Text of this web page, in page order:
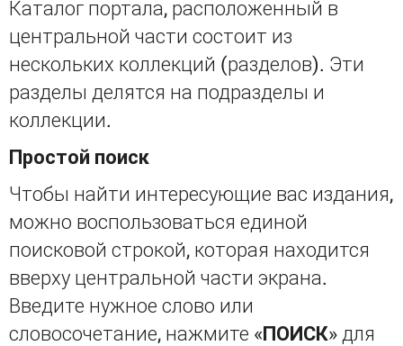
Каталог портала, расположенный в
центральной части состоит из
нескольких коллекций (разделов). Эти
разделы делятся на подразделы и
коллекции.
Простой поиск
Чтобы найти интересующие вас издания,
можно воспользоваться единой
поисковой строкой, которая находится
вверху центральной части экрана.
Введите нужное слово или
словосочетание, нажмите «ПОИСК» для